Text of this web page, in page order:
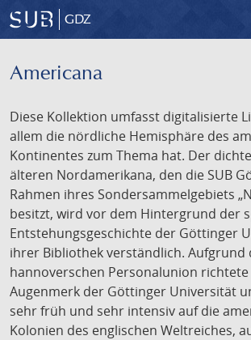
GDZ
Americana
Diese Kollektion umfasst digitalisierte
allem die nördliche Hemisphäre des
Kontinentes zum Thema hat. Der
älteren Nordamerikana, den die SUB
Rahmen ihres Sondersammelgebiets
besitzt, wird vor dem Hintergrund der
Entstehungsgeschichte der Göttinger
ihrer Bibliothek verständlich. Aufgrund
hannoverschen Personalunion richtete
Augenmerk der Göttinger Universität
sehr früh und sehr intensiv auf die
Kolonien des englischen Weltreiches,